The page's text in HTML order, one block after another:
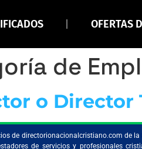
OFERTAS
de
o Director
de directorionacionalcristiano.com de
de servicios y profesionales